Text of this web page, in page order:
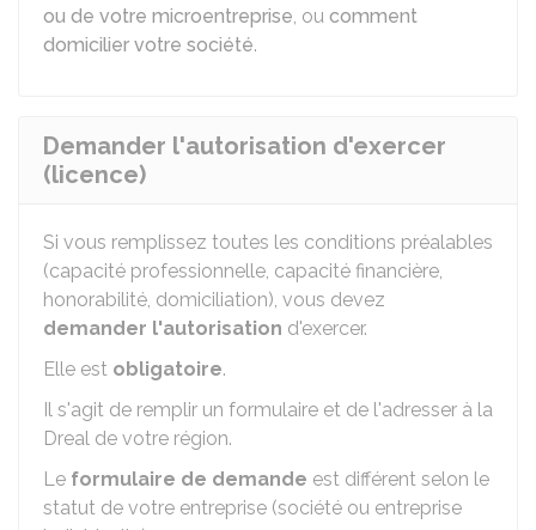
ou de votre microentreprise, ou comment
domicilier votre société.
Demander l'autorisation d'exercer
(licence)
Si vous remplissez toutes les conditions préalables
(capacité professionnelle, capacité financière,
honorabilité, domiciliation), vous devez
demander l'autorisation d'exercer.
Elle est obligatoire.
Il s'agit de remplir un formulaire et de l'adresser à la
Dreal de votre région.
Le formulaire de demande est différent selon le
statut de votre entreprise (société ou entreprise